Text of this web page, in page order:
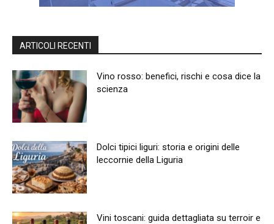
ARTICOLI RECENTI
Vino rosso: benefici, rischi e cosa dice la
scienza
Dolci tipici liguri: storia e origini delle
leccornie della Liguria
Vini toscani: guida dettagliata su terroir e